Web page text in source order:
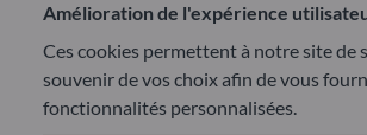
Amélioration de l'expérience
Ces cookies permettent à notre site de
souvenir de vos choix afin de vous
fonctionnalités personnalisées.